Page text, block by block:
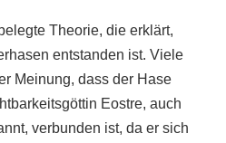
Theorie, die erklärt,
entstanden ist. Viele
Meinung, dass der Hase
Eostre, auch
verbunden ist, da er sich